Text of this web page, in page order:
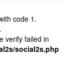
code 1.
verify failed in
social2s.php